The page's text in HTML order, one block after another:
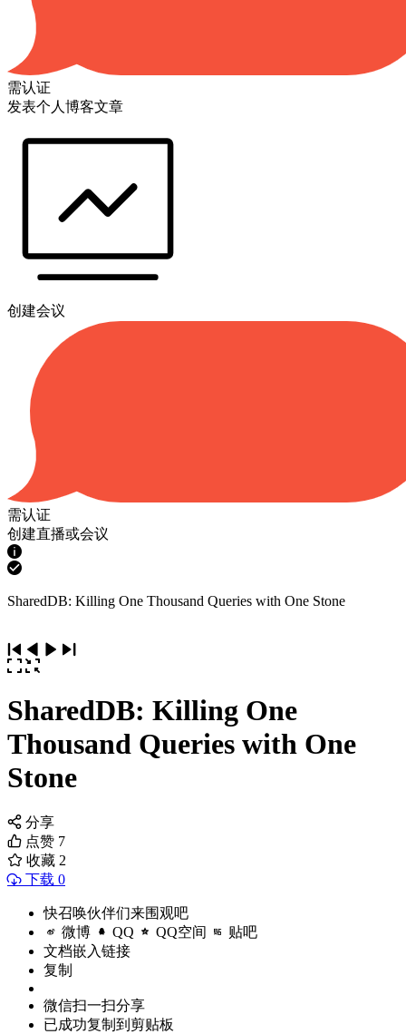
需认证
发表个人博客文章
创建会议
需认证
创建直播或会议
SharedDB: Killing One Thousand Queries with One Stone
SharedDB: Killing One
Thousand Queries with One
Stone
分享
点赞 7
收藏 2
下载 0
快召唤伙伴们来围观吧
微博 QQ QQ空间 贴吧
文档嵌入链接
复制
微信扫一扫分享
已成功复制到剪贴板